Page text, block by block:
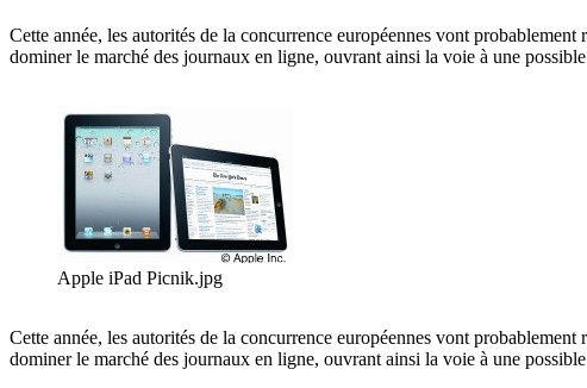
Cette année, les autorités de la concurrence européennes vont
dominer le marché des journaux en ligne, ouvrant ainsi la voie à une
Apple iPad Picnik.jpg
Cette année, les autorités de la concurrence européennes vont
dominer le marché des journaux en ligne, ouvrant ainsi la voie à une